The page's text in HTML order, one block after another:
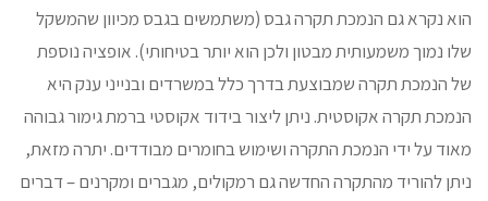
הוא נקרא גם הנמכת תקרה גבס (משתמשים בגבס מכיוון שהמשקל
שלו נמוך משמעותית מבטון ולכן הוא יותר בטיחותי). אופציה נוספת
של הנמכת תקרה שמבוצעת בדרך כלל במשרדים ובנייני ענק היא
הנמכת תקרה אקוסטית. ניתן ליצור בידוד אקוסטי ברמת גימור גבוהה
מאוד על ידי הנמכת התקרה ושימוש בחומרים מבודדים. יתרה מזאת,
ניתן להוריד מהתקרה החדשה גם רמקולים, מגברים ומקרנים – דברים